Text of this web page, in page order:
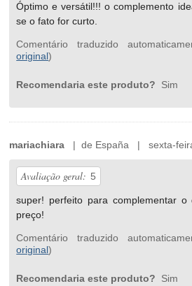
Óptimo e versátil!!! o complemento
se o fato for curto.
Comentário traduzido
original)
Recomendaria este produto? Sim
mariachiara | de España | sexta-feira
Avaliação geral: 5
super! perfeito para complementar
preço!
Comentário traduzido
original)
Recomendaria este produto? Sim